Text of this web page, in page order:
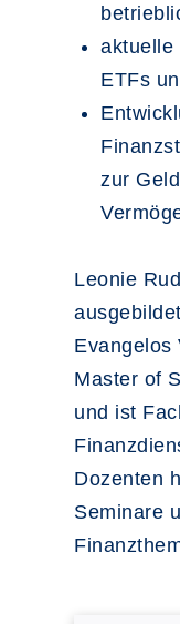
aktuelle
ETFs
zur
Leonie
Evangelos
Master of
und ist
Dozenten
Seminare